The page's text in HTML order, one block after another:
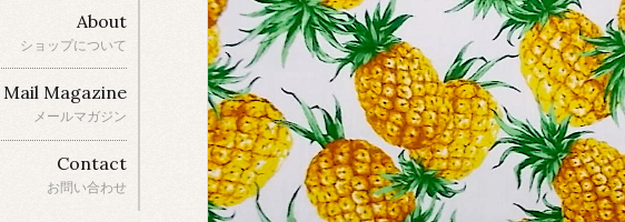
About
ショップについて
Mail Magazine
メールマガジン
Contact
お問い合わせ